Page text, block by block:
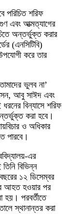
পরিচিত শরিফ
এবং আত্মত্যাগের
অন্তর্ভুক্ত করার
(এনসিটিবি)
করে তার
ভুলব না’
, আবু সাঈদ এবং
বিন্যাসে শরিফ
করা হবে।
ও অধিকার
পারবে।
-এর
তিনি বিভিন্ন
১২ ডিসেম্বর
আহত হওয়ার পর
হয়। পরবর্তীতে
স্থানান্তর করা